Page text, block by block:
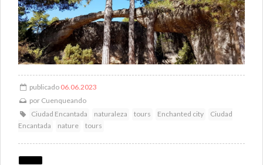
publicado 06.06.2023
por Cuenqueando
Ciudad Encantada
naturaleza tours Enchanted city
Ciudad
Encantada
nature tours